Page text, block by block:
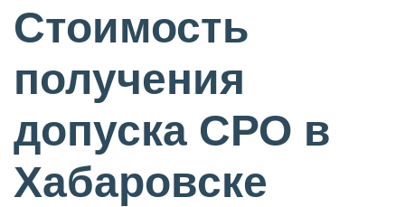
Стоимость
получения
допуска СРО в
Хабаровске